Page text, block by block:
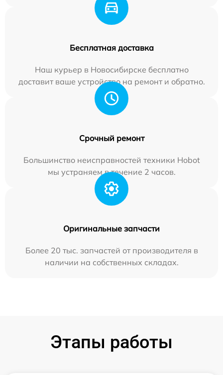
Бесплатная доставка
Наш курьер в Новосибирске бесплатно
доставит ваше устройство на ремонт и обратно.
Срочный ремонт
Большинство неисправностей техники Hobot
мы устраняем в течение 2 часов.
Оригинальные запчасти
Более 20 тыс. запчастей от производителя в
наличии на собственных складах.
Этапы работы